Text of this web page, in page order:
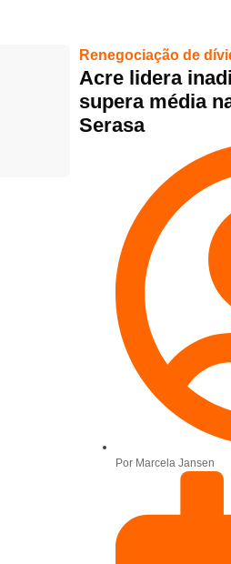
Renegociação de
Acre lidera
supera média
Serasa
Por Marcela Jansen